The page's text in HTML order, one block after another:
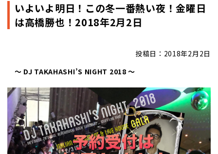
いよいよ明日！この冬一番熱い夜！金曜日
は高橋勝也！2018年2月2日
投稿日：2018年2月2日
～ DJ TAKAHASHI’S NIGHT 2018 ～